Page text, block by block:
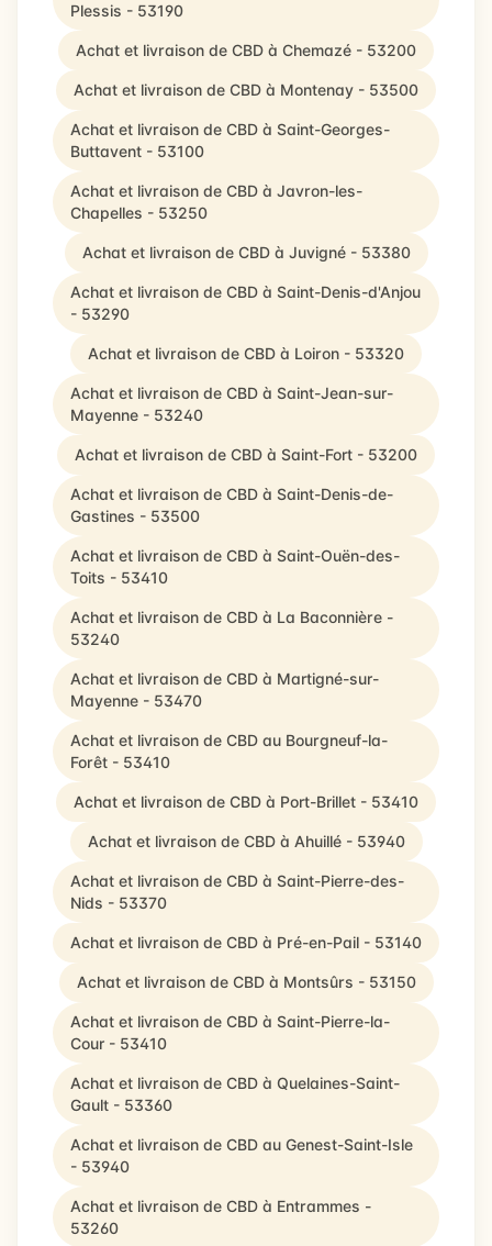
Plessis - 53190
Achat et livraison de CBD à Chemazé - 53200
Achat et livraison de CBD à Montenay - 53500
Achat et livraison de CBD à Saint-Georges-
Buttavent - 53100
Achat et livraison de CBD à Javron-les-
Chapelles - 53250
Achat et livraison de CBD à Juvigné - 53380
Achat et livraison de CBD à Saint-Denis-d'Anjou
- 53290
Achat et livraison de CBD à Loiron - 53320
Achat et livraison de CBD à Saint-Jean-sur-
Mayenne - 53240
Achat et livraison de CBD à Saint-Fort - 53200
Achat et livraison de CBD à Saint-Denis-de-
Gastines - 53500
Achat et livraison de CBD à Saint-Ouën-des-
Toits - 53410
Achat et livraison de CBD à La Baconnière -
53240
Achat et livraison de CBD à Martigné-sur-
Mayenne - 53470
Achat et livraison de CBD au Bourgneuf-la-
Forêt - 53410
Achat et livraison de CBD à Port-Brillet - 53410
Achat et livraison de CBD à Ahuillé - 53940
Achat et livraison de CBD à Saint-Pierre-des-
Nids - 53370
Achat et livraison de CBD à Pré-en-Pail - 53140
Achat et livraison de CBD à Montsûrs - 53150
Achat et livraison de CBD à Saint-Pierre-la-
Cour - 53410
Achat et livraison de CBD à Quelaines-Saint-
Gault - 53360
Achat et livraison de CBD au Genest-Saint-Isle
- 53940
Achat et livraison de CBD à Entrammes -
53260